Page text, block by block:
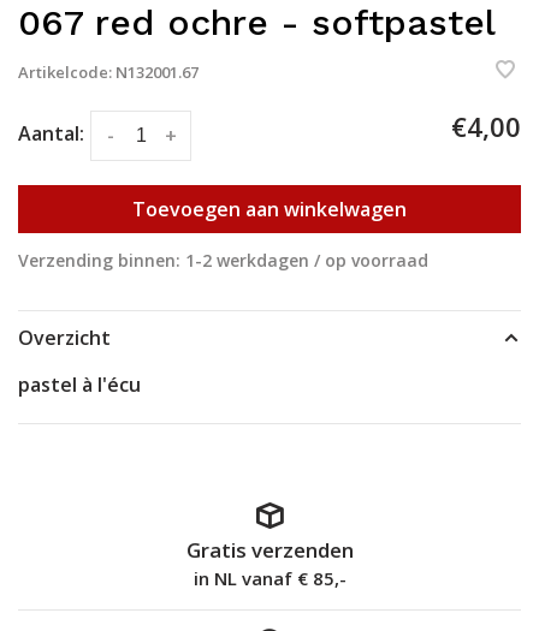
067 red ochre - softpastel
Artikelcode: N132001.67
Aantal: +
- €4,00
Toevoegen aan winkelwagen
Verzending binnen: 1-2 werkdagen / op voorraad
Overzicht
pastel à l'écu
Gratis verzenden
in NL vanaf € 85,-